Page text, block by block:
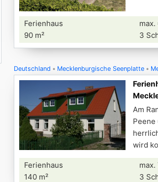
Ferienhaus
90 m²
3
Deutschland Mecklenburgische Seenplatte
Am
Peene
wird
Ferienhaus
140 m²
3